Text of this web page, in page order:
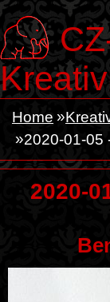
Home
2020-01-05
2020-